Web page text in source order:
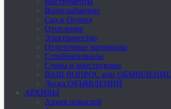
Водоснабжение
Сад и Огород
Отопление
Электричество
Отделочные материалы
Стройматериалы
Стены и конструкции
ВАШ ВОПРОС или ОБЪЯВЛЕНИЕ
Доска ОБЪЯВЛЕНИЙ
АРХИВЫ
Архив новостей